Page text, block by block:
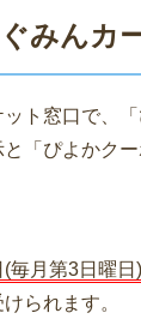
みんカ
ト窓口で、
「ぴよかク
毎月第3日曜日)
られます。